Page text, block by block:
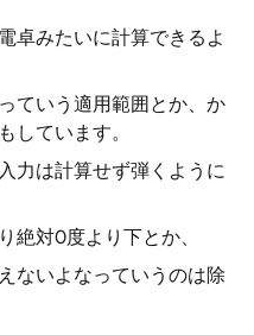
卓みたいに計算できるよ
ていう適用範囲とか、か
しています。
力は計算せず弾くように
絶対0度より下とか、
ないよなっていうのは除